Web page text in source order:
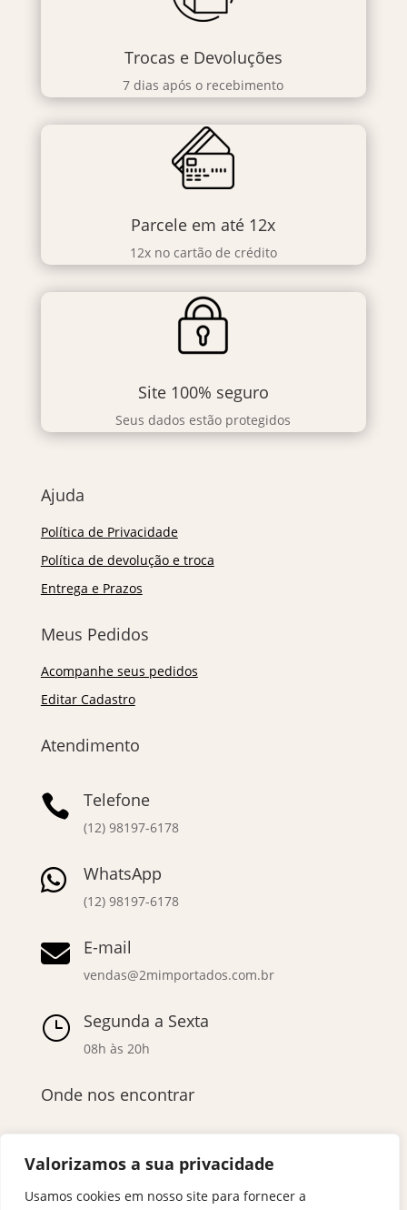
Valorizamos a sua privacidade
Usamos cookies em nosso site para fornecer a
Trocas e Devoluções
7 dias após o recebimento
Parcele em até 12x
12x no cartão de crédito
Site 100% seguro
Seus dados estão protegidos
Ajuda
Política de Privacidade
Política de devolução e troca
Entrega e Prazos
Meus Pedidos
Acompanhe seus pedidos
Editar Cadastro
Atendimento
 Telefone
(12) 98197-6178
 WhatsApp
(12) 98197-6178
 E-mail
vendas@2mimportados.com.br
} Segunda a Sexta
08h às 20h
Onde nos encontrar